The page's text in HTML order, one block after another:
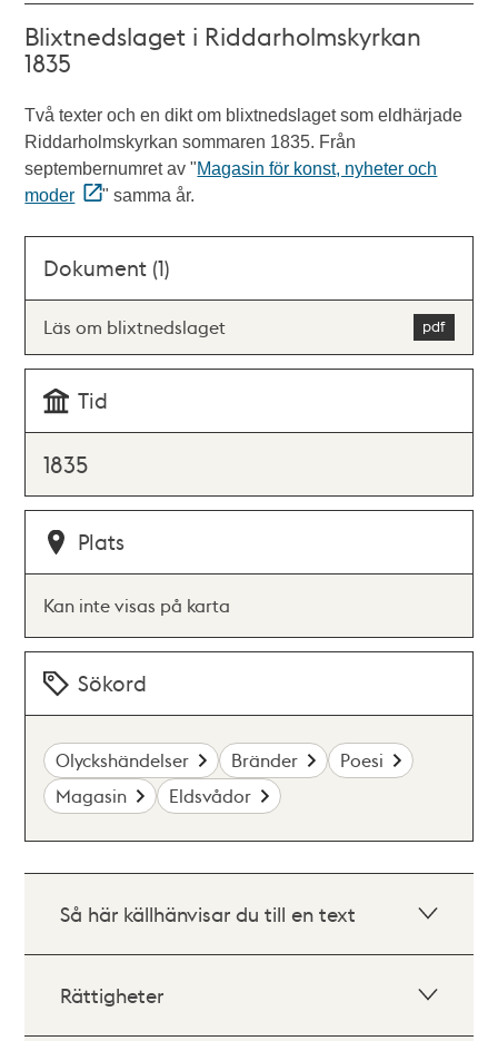
Blixtnedslaget i Riddarholmskyrkan
1835
Två texter och en dikt om blixtnedslaget som eldhärjade
Riddarholmskyrkan sommaren 1835. Från
septembernumret av "Magasin för konst, nyheter och
moder
" samma år.
Dokument (1)
Läs om blixtnedslaget
Tid
1835
Plats
Kan inte visas på karta
Sökord
Olyckshändelser Bränder
Poesi
Magasin
Eldsvådor
Så här källhänvisar du till en text
Rättigheter